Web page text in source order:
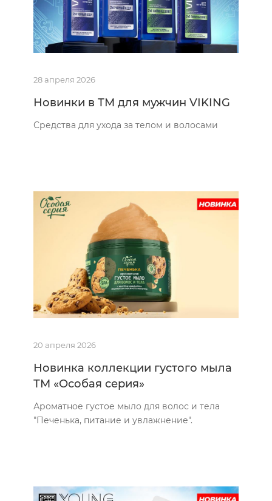
28 апреля 2026
Новинки в ТМ для мужчин VIKING
Средства для ухода за телом и волосами
20 апреля 2026
Новинка коллекции густого мыла
ТМ «Особая серия»
Ароматное густое мыло для волос и тела
"Печенька, питание и увлажнение".